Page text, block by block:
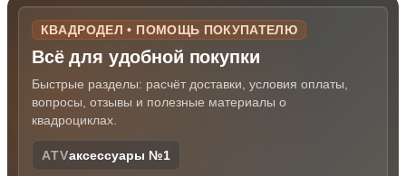
КВАДРОДЕЛ • ПОМОЩЬ ПОКУПАТЕЛЮ
Всё для удобной покупки
Быстрые разделы: расчёт доставки, условия оплаты,
вопросы, отзывы и полезные материалы о
квадроциклах.
ATVаксессуары №1